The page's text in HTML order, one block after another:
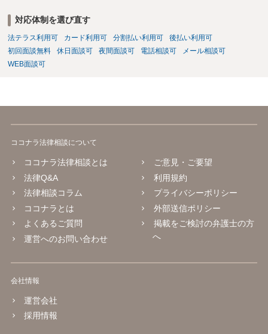
対応体制を選び直す
法テラス利用可 カード利用可 分割払い利用可
後払い利用可
初回面談無料
休日面談可 夜間面談可 電話相談可
メール相談可
WEB面談可
ココナラ法律相談について
ココナラ法律相談とは
法律Q&A
法律相談コラム
ココナラとは
よくあるご質問
運営へのお問い合わせ
ご意見・ご要望
利用規約
プライバシーポリシー
外部送信ポリシー
掲載をご検討の弁護士の方
へ
会社情報
運営会社
採用情報